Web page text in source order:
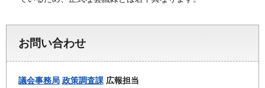
お問い合わせ
議会事務局 政策調査課 広報担当